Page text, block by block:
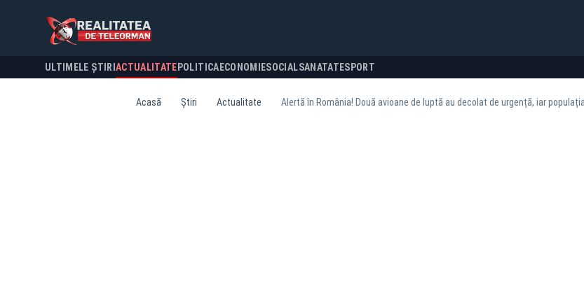
ULTIMELE ȘTIRI ACTUALITATE POLITICA ECONOMIESOCIALSANATATESPORT
Acasă Știri Actualitate Alertă în România! Două avioane de luptă au decolat de urgență, iar